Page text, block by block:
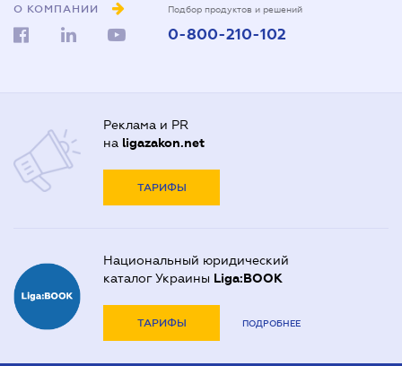
О КОМПАНИИ Подбор продуктов и решений
0-800-210-102
Реклама и PR
на ligazakon.net
ТАРИФЫ
Национальный юридический
каталог Украины Liga:BOOK
ТАРИФЫ ПОДРОБНЕЕ